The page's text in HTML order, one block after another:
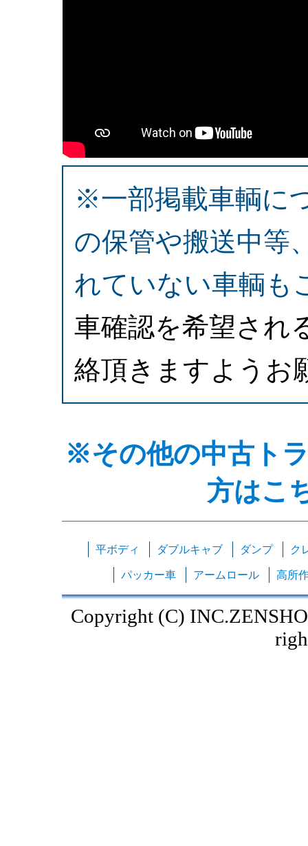
※一部掲載車輌に
の保管や搬送中等
れていない車輌も
車確認を希望され
絡頂きますようお
※その他の中古ト
方はこ
平ボディ ダブルキャブ ダンプ ク
パッカー車 アームロール 高所
Copyright (C)